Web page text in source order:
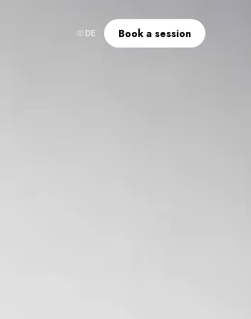
DE Book a session